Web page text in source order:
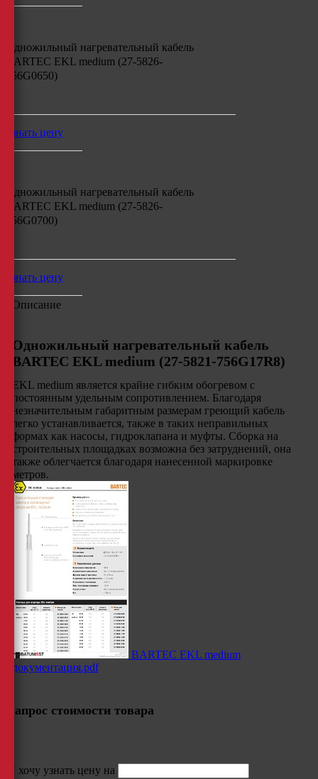
Одножильный нагревательный кабель
BARTEC EKL medium (27-5826-
756G0650)
узнать цену
Одножильный нагревательный кабель
BARTEC EKL medium (27-5826-
756G0700)
узнать цену
Описание
Одножильный нагревательный кабель
BARTEC EKL medium (27-5821-756G17R8)
EKL medium является крайне гибким обогревом с
постоянным удельным сопротивлением. Благодаря
незначительным габаритным размерам греющий кабель
легко устанавливается, также в таких неправильных
формах как насосы, гидроклапана и муфты. Сборка на
строительных площадках возможна без затруднений, она
также облегчается благодаря нанесенной маркировке
метров.
BARTEC EKL medium
документация.pdf
Запрос стоимости товара
Я хочу узнать цену на